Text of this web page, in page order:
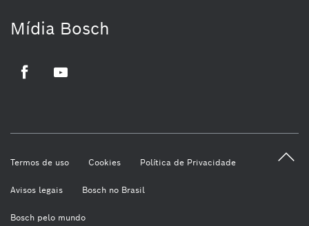
Mídia Bosch
Termos de uso Cookies Política de Privacidade
Avisos legais Bosch no Brasil
Bosch pelo mundo